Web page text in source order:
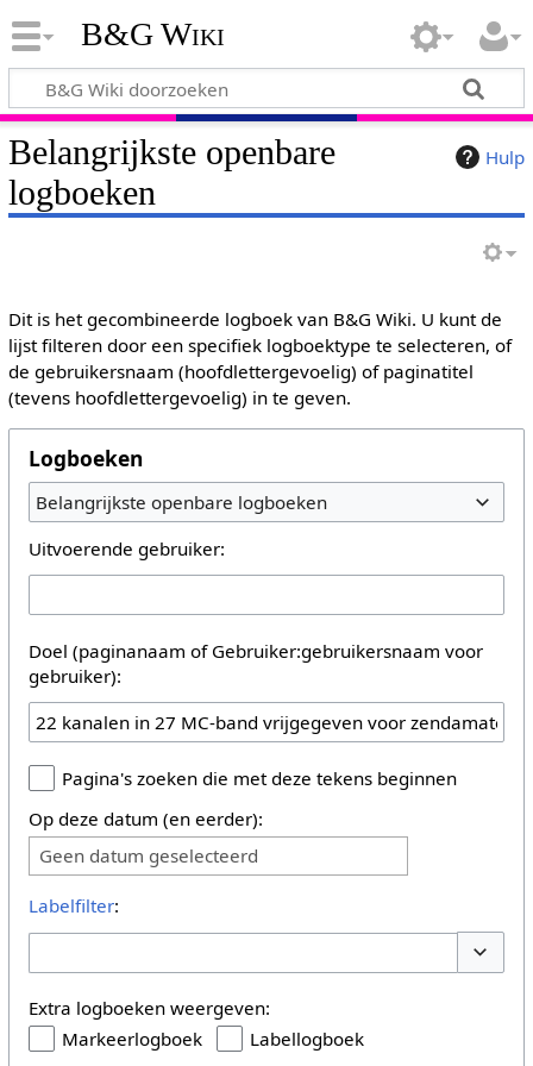
B&G Wiki
Hulp
Belangrijkste openbare
logboeken
Dit is het gecombineerde logboek van B&G Wiki. U kunt de
lijst filteren door een specifiek logboektype te selecteren, of
de gebruikersnaam (hoofdlettergevoelig) of paginatitel
(tevens hoofdlettergevoelig) in te geven.
Logboeken
Belangrijkste openbare logboeken
Uitvoerende gebruiker:
Doel (paginanaam of Gebruiker:gebruikersnaam voor
gebruiker):
Pagina's zoeken die met deze tekens beginnen
Op deze datum (en eerder):
Geen datum geselecteerd
Labelfilter:
Extra logboeken weergeven:
Markeerlogboek
Labellogboek